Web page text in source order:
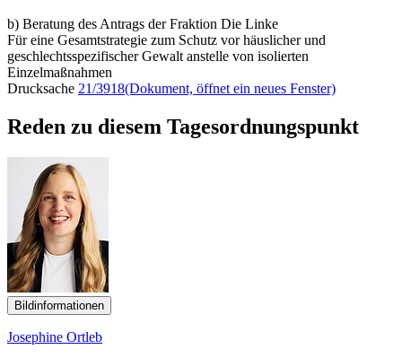
b) Beratung des Antrags der Fraktion Die Linke
Für eine Gesamtstrategie zum Schutz vor häuslicher und
geschlechtsspezifischer Gewalt anstelle von isolierten
Einzelmaßnahmen
Drucksache 21/3918(Dokument, öffnet ein neues Fenster)
Reden zu diesem Tagesordnungspunkt
Bildinformationen
Josephine Ortleb